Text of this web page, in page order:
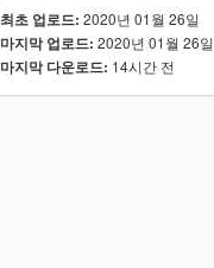
최초 업로드: 2020년 01월 26일
마지막 업로드: 2020년 01월 26일
마지막 다운로드: 14시간 전